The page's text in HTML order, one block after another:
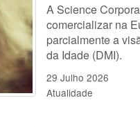
A Science
comercializar na
parcialmente a
da Idade (DMI).
29 Julho 2026
Atualidade